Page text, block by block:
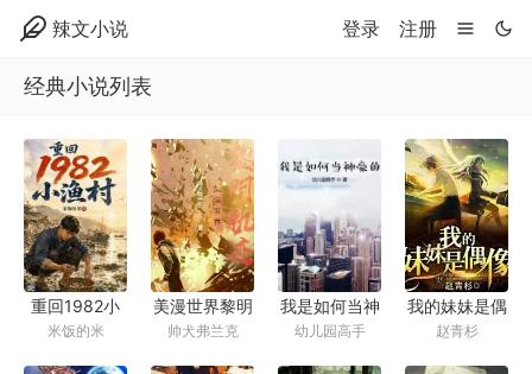
辣文小说 登录 注册
经典小说列表
重回1982小
渔村
米饭的米
美漫世界黎明
轨迹
帅犬弗兰克
我是如何当神
豪的
幼儿园高手
我的妹妹是偶
像【完美修改
版】
赵青杉